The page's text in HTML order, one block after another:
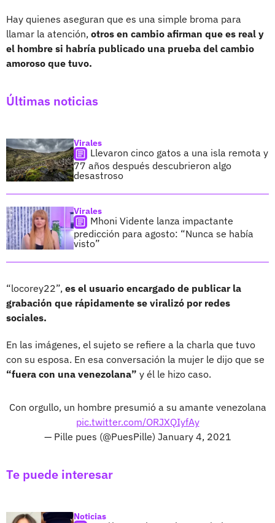
Hay quienes aseguran que es una simple broma para
llamar la atención, otros en cambio afirman que es real y
el hombre si habría publicado una prueba del cambio
amoroso que tuvo.
Últimas noticias
Virales
Llevaron cinco gatos a una isla remota y
77 años después descubrieron algo
desastroso
Virales
Mhoni Vidente lanza impactante
predicción para agosto: “Nunca se había
visto”
“locorey22”, es el usuario encargado de publicar la
grabación que rápidamente se viralizó por redes
sociales.
En las imágenes, el sujeto se refiere a la charla que tuvo
con su esposa. En esa conversación la mujer le dijo que se
“fuera con una venezolana” y él le hizo caso.
Con orgullo, un hombre presumió a su amante venezolana
pic.twitter.com/ORJXQIyfAy
— Pille pues (@PuesPille) January 4, 2021
Te puede interesar
Noticias